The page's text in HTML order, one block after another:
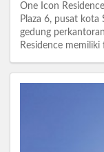
One Icon
Plaza 6, pusat kota
gedung
Residence memiliki